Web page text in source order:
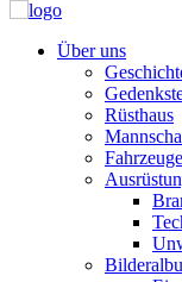
Über uns
Rüsthaus
Fahrzeuge